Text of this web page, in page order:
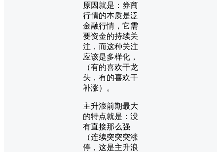
原因就是：券商
行情的本质是泛
金融行情，它需
要资金的持续关
注，而这种关注
应该是多样化，
（有的喜欢干龙
头，有的喜欢干
补涨）。
主升浪前期最大
的特点就是：没
有直接那么强
（连续突突突涨
停，这是主升浪